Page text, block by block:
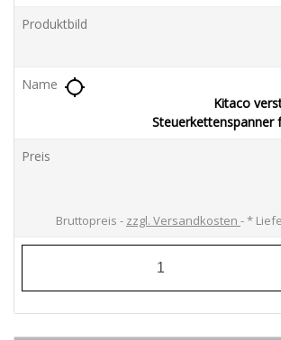
Kitaco
Steuerkettenspanner
location_searching
Bruttopreis zzgl. Versandkosten *